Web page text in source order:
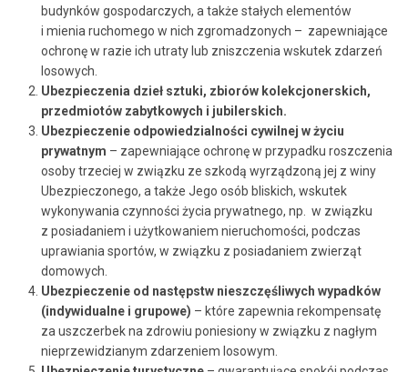
budynków gospodarczych, a także stałych elementów
i mienia ruchomego w nich zgromadzonych – zapewniające
ochronę w razie ich utraty lub zniszczenia wskutek zdarzeń
losowych.
Ubezpieczenia dzieł sztuki, zbiorów kolekcjonerskich,
przedmiotów zabytkowych i jubilerskich.
Ubezpieczenie odpowiedzialności cywilnej w życiu
prywatnym – zapewniające ochronę w przypadku roszczenia
osoby trzeciej w związku ze szkodą wyrządzoną jej z winy
Ubezpieczonego, a także Jego osób bliskich, wskutek
wykonywania czynności życia prywatnego, np. w związku
z posiadaniem i użytkowaniem nieruchomości, podczas
uprawiania sportów, w związku z posiadaniem zwierząt
domowych.
Ubezpieczenie od następstw nieszczęśliwych wypadków
(indywidualne i grupowe) – które zapewnia rekompensatę
za uszczerbek na zdrowiu poniesiony w związku z nagłym
nieprzewidzianym zdarzeniem losowym.